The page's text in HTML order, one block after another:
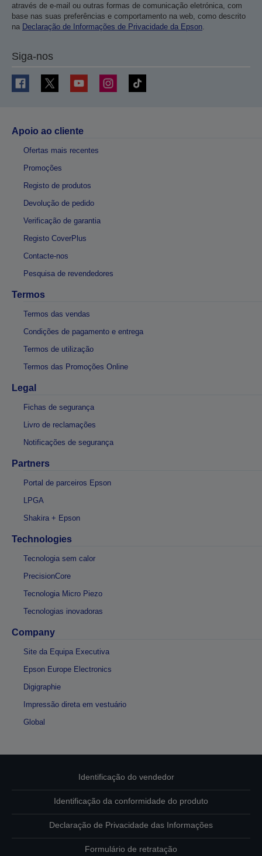
através de e-mail ou outras formas de comunicação eletrónica, com
base nas suas preferências e comportamento na web, como descrito
na Declaração de Informações de Privacidade da Epson
Siga-nos
Apoio ao cliente
Ofertas mais recentes
Promoções
Registo de produtos
Devolução de pedido
Verificação de garantia
Registo CoverPlus
Contacte-nos
Pesquisa de revendedores
Termos
Termos das vendas
Condições de pagamento e entrega
Termos de utilização
Termos das Promoções Online
Legal
Fichas de segurança
Livro de reclamações
Notificações de segurança
Partners
Portal de parceiros Epson
LPGA
Shakira + Epson
Technologies
Tecnologia sem calor
PrecisionCore
Tecnologia Micro Piezo
Tecnologias inovadoras
Company
Site da Equipa Executiva
Epson Europe Electronics
Digigraphie
Impressão direta em vestuário
Global
Identificação do vendedor
Identificação da conformidade do produto
Declaração de Privacidade das Informações
Formulário de retratação